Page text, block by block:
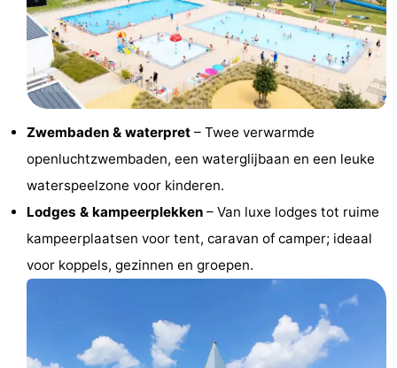
Wandelen
Paardrijden
Golfbanen
Surfen
Eten
drinken
Evenementen
Zwembaden & waterpret – Twee verwarmde
openluchtzwembaden, een waterglijbaan en een leuke
waterspeelzone voor kinderen.
Lodges & kampeerplekken – Van luxe lodges tot ruime
kampeerplaatsen voor tent, caravan of camper; ideaal
voor koppels, gezinnen en groepen.